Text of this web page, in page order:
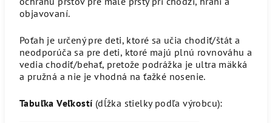
objavovaní.
Poťah je určený pre deti, ktoré sa učia chodiť/štát a
neodporúča sa pre deti, ktoré majú plnú rovnováhu a
vedia chodiť/behať, pretože podrážka je ultra mäkká
a pružná a nie je vhodná na ťažké nosenie.
Tabuľka Veľkostí (dĺžka stielky podľa výrobcu):